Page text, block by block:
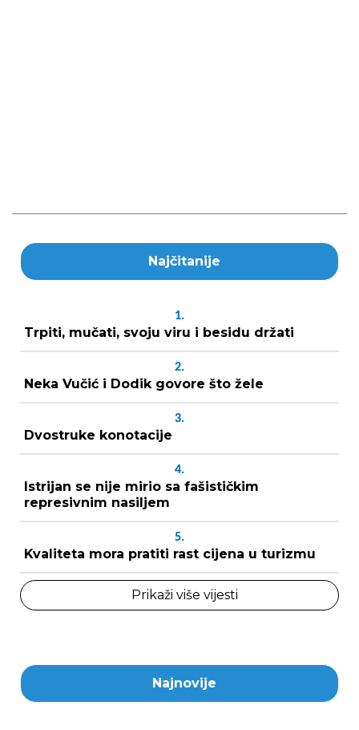
Najčitanije
1.
Trpiti, mučati, svoju viru i besidu držati
2.
Neka Vučić i Dodik govore što žele
3.
Dvostruke konotacije
4.
Istrijan se nije mirio sa fašističkim
represivnim nasiljem
5.
Kvaliteta mora pratiti rast cijena u turizmu
Prikaži više vijesti
Najnovije